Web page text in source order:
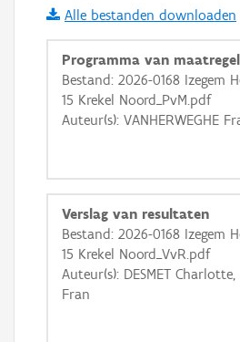
i
+ −
Basis Lagen
OSM-Basiskaart
Alle bestanden downloaden
Programma van
Bestand: 2026-0168 Izegem
15 Krekel Noord_PvM.pdf
Auteur(s): VANHERWEGHE
Verslag van resultaten
Bestand: 2026-0168 Izegem
15 Krekel Noord_VvR.pdf
Auteur(s): DESMET Charlotte,
Fran